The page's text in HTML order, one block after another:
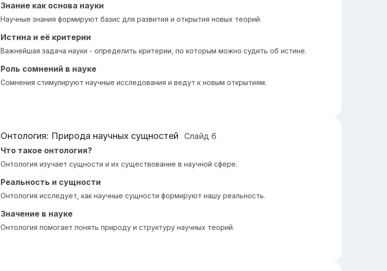
Знание как основа науки
Научные знания формируют базис для развития и открытия новых теорий.
Истина и её критерии
Важнейшая задача науки - определить критерии, по которым можно судить об истине.
Роль сомнений в науке
Сомнения стимулируют научные исследования и ведут к новым открытиям.
Онтология: Природа научных сущностей Слайд 6
Что такое онтология?
Онтология изучает сущности и их существование в научной сфере.
Реальность и сущности
Онтология исследует, как научные сущности формируют нашу реальность.
Значение в науке
Онтология помогает понять природу и структуру научных теорий.